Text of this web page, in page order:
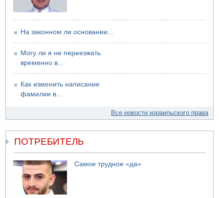
На законном ли основании...
Могу ли я не переезжать
временно в...
Как изменить написание
фамилии в...
Все новости израильского права
ПОТРЕБИТЕЛЬ
Самое трудное «да»